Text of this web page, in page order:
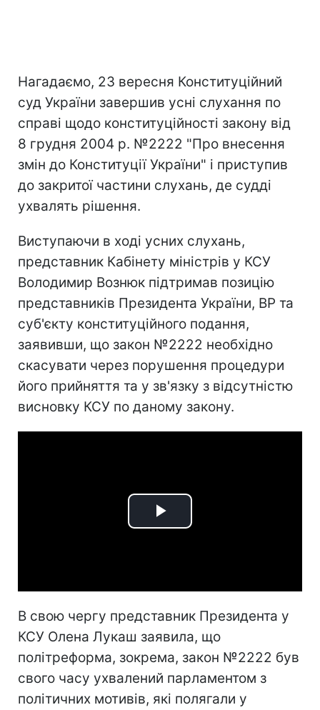
Нагадаємо, 23 вересня Конституційний
суд України завершив усні слухання по
справі щодо конституційності закону від
8 грудня 2004 р. №2222 "Про внесення
змін до Конституції України" і приступив
до закритої частини слухань, де судді
ухвалять рішення.
Виступаючи в ході усних слухань,
представник Кабінету міністрів у КСУ
Володимир Вознюк підтримав позицію
представників Президента України, ВР та
суб'єкту конституційного подання,
заявивши, що закон №2222 необхідно
скасувати через порушення процедури
його прийняття та у зв'язку з відсутністю
висновку КСУ по даному закону.
Play
В свою чергу представник Президента у
КСУ Олена Лукаш заявила, що
політреформа, зокрема, закон №2222 був
свого часу ухвалений парламентом з
політичних мотивів, які полягали у